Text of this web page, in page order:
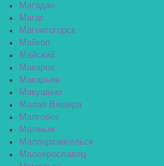
Магадан
Магас
Магнитогорск
Майкоп
Майский
Макаров
Макарьев
Макушино
Малая Вишера
Малгобек
Малмыж
Малоархангельск
Малоярославец